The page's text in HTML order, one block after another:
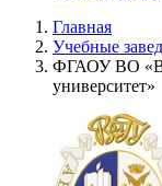
Главная
Учебные
ФГАОУ ВО
университет»